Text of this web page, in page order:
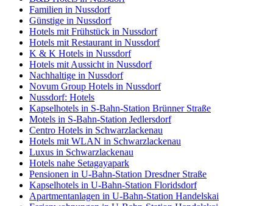
Familien in Nussdorf
Günstige in Nussdorf
Hotels mit Frühstück in Nussdorf
Hotels mit Restaurant in Nussdorf
K & K Hotels in Nussdorf
Hotels mit Aussicht in Nussdorf
Nachhaltige in Nussdorf
Novum Group Hotels in Nussdorf
Nussdorf: Hotels
Kapselhotels in S-Bahn-Station Brünner Straße
Motels in S-Bahn-Station Jedlersdorf
Centro Hotels in Schwarzlackenau
Hotels mit WLAN in Schwarzlackenau
Luxus in Schwarzlackenau
Hotels nahe Setagayapark
Pensionen in U-Bahn-Station Dresdner Straße
Kapselhotels in U-Bahn-Station Floridsdorf
Apartmentanlagen in U-Bahn-Station Handelskai